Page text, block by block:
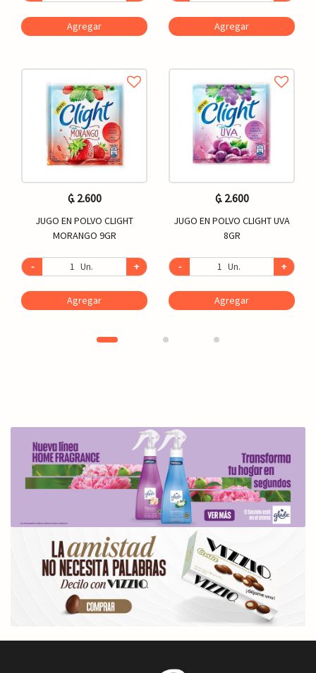
Agregar
₲. 2.600
JUGO EN POLVO CLIGHT
MORANGO 9GR
- Un. +
Agregar
Agregar
₲. 2.600
JUGO EN POLVO CLIGHT UVA
8GR
- Un. +
Agregar